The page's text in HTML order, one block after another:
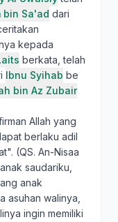
bin Sa'ad dari
kepada
berkata, telah
Ibnu Syihab be
bin Az Zubair
Allah yang
berlaku adil
(QS. An-Nisaa
saudariku,
anak
asuhan walinya,
ingin memiliki